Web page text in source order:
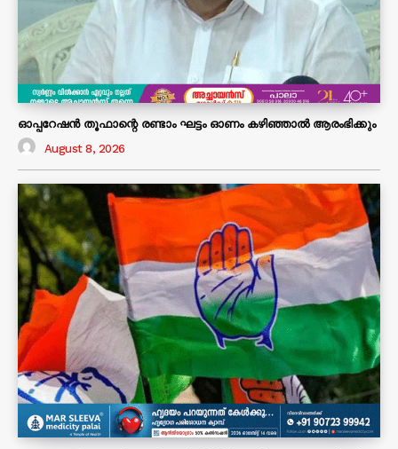
ഓപ്പറേഷൻ തൂഫാന്റെ രണ്ടാം ഘട്ടം ഓണം കഴിഞ്ഞാൽ ആരംഭിക്കും
August 8, 2026